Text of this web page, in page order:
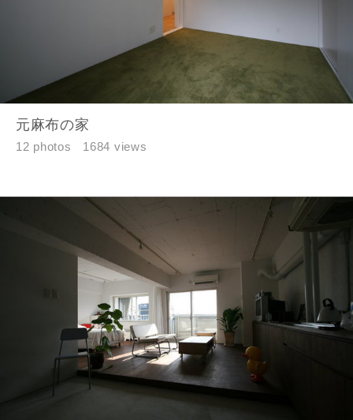
元麻布の家
12 photos 1684 views